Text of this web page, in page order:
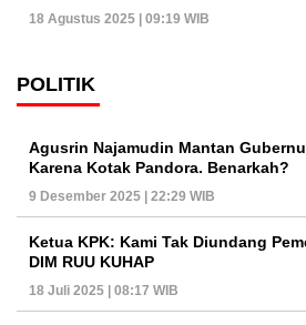
18 Agustus 2025 | 09:19 WIB
POLITIK
Agusrin Najamudin Mantan
Karena Kotak Pandora. Benarkah?
9 Desember 2025 | 22:29 WIB
Ketua KPK: Kami Tak Diundang
DIM RUU KUHAP
18 Juli 2025 | 08:17 WIB